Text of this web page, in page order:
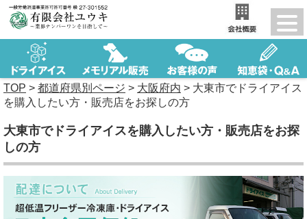
TOP > 都道府県別ページ > 大阪府内 > 大東市でドライアイス
を購入したい方・販売店をお探しの方
大東市でドライアイスを購入したい方・販売店をお探
しの方